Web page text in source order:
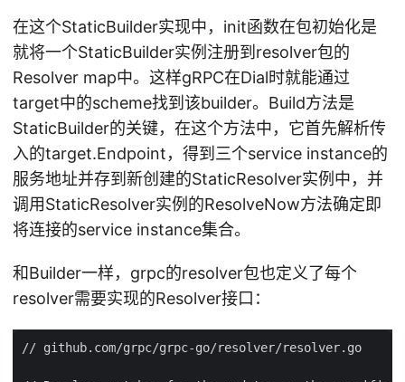
在这个StaticBuilder实现中，init函数在包初始化是
就将一个StaticBuilder实例注册到resolver包的
Resolver map中。这样gRPC在Dial时就能通过
target中的scheme找到该builder。Build方法是
StaticBuilder的关键，在这个方法中，它首先解析传
入的target.Endpoint，得到三个service instance的
服务地址并存到新创建的StaticResolver实例中，并
调用StaticResolver实例的ResolveNow方法确定即
将连接的service instance集合。
和Builder一样，grpc的resolver包也定义了每个
resolver需要实现的Resolver接口：